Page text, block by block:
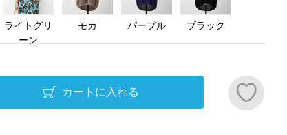
ライトグリ
ーン
モカ パープル ブラック
カートに入れる